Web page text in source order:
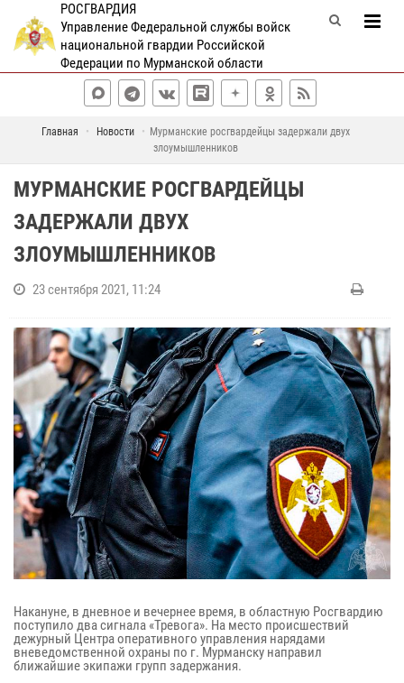
РОСГВАРДИЯ
Управление Федеральной службы войск
национальной гвардии Российской
Федерации по Мурманской области
Главная Новости
Мурманские росгвардейцы задержали двух
злоумышленников
МУРМАНСКИЕ РОСГВАРДЕЙЦЫ
ЗАДЕРЖАЛИ ДВУХ
ЗЛОУМЫШЛЕННИКОВ
23 сентября 2021, 11:24
Накануне, в дневное и вечернее время, в областную Росгвардию
поступило два сигнала «Тревога». На место происшествий
дежурный Центра оперативного управления нарядами
вневедомственной охраны по г. Мурманску направил
ближайшие экипажи групп задержания.